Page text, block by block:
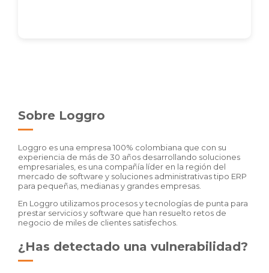
Sobre Loggro
Loggro es una empresa 100% colombiana que con su
experiencia de más de 30 años desarrollando soluciones
empresariales, es una compañía líder en la región del
mercado de software y soluciones administrativas tipo ERP
para pequeñas, medianas y grandes empresas.
En Loggro utilizamos procesos y tecnologías de punta para
prestar servicios y software que han resuelto retos de
negocio de miles de clientes satisfechos.
¿Has detectado una vulnerabilidad?